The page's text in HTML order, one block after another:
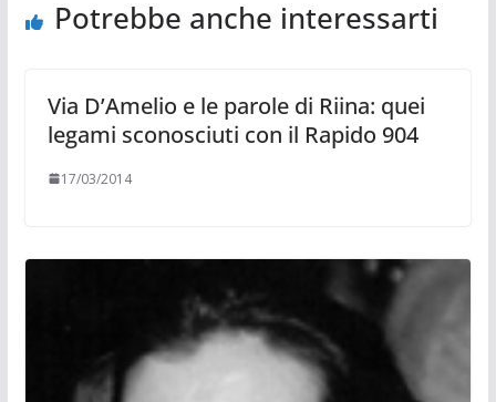
Potrebbe anche interessarti
Via D’Amelio e le parole di Riina: quei
legami sconosciuti con il Rapido 904
17/03/2014